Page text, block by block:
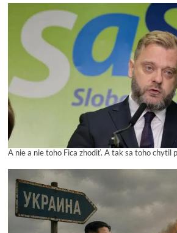
A nie a nie toho Fica zhodiť. A tak sa toho chytil